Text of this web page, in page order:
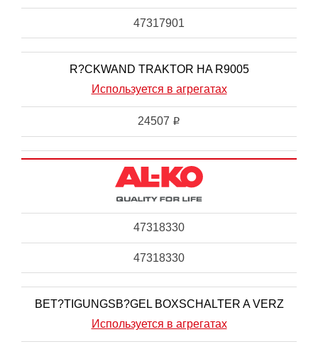
47317901
R?CKWAND TRAKTOR HA R9005
Используется в агрегатах
24507 i
47318330
47318330
BET?TIGUNGSB?GEL BOXSCHALTER A VERZ
Используется в агрегатах